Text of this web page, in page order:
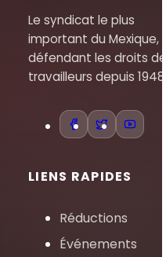
Le syndicat le plus
important du Mexique,
défendant les droits des
travailleurs depuis 1948.
LIENS RAPIDES
Réductions
Événements